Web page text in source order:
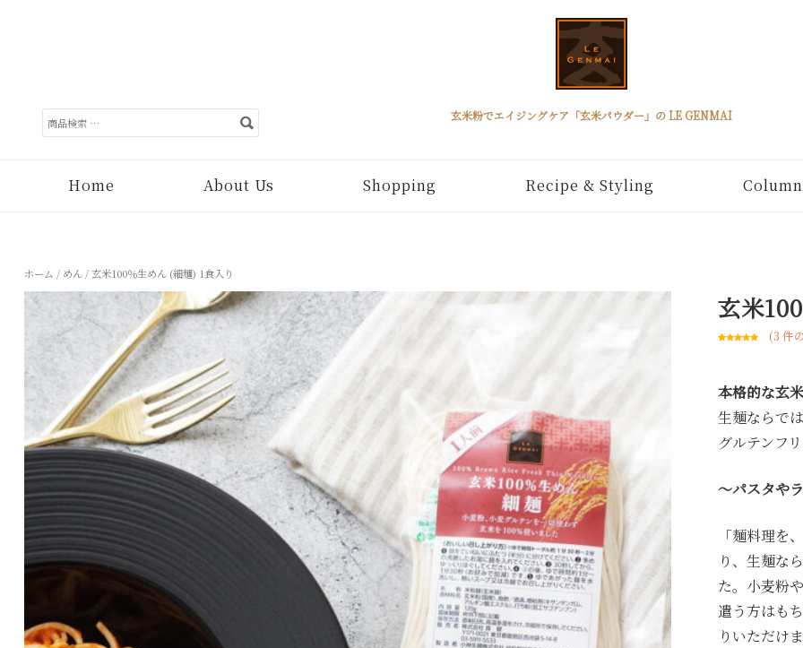
検
索
玄米粉でエイジングケア「玄米パウダー」の LE GENMAI
Home About Us Shopping Recipe & Styling Column
ホーム / めん/ 玄米100％生めん (細麺) 1食入り
玄米
点
(3 件
本格的な玄
生麺ならで
グルテンフ
～パスタや
「麺料理を
り、生麺な
た。小麦粉
遣う方はも
りいただけ